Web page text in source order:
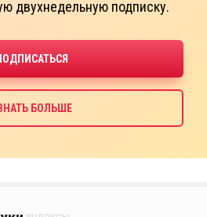
двухнедельную подписку.